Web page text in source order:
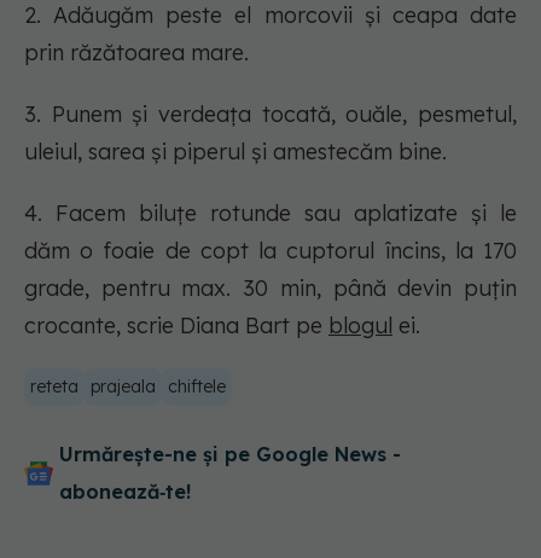
2. Adăugăm peste el morcovii și ceapa date
prin răzătoarea mare.
3. Punem și verdeața tocată, ouăle, pesmetul,
uleiul, sarea și piperul și amestecăm bine.
4. Facem biluțe rotunde sau aplatizate și le
dăm o foaie de copt la cuptorul încins, la 170
grade, pentru max. 30 min, până devin puțin
crocante, scrie Diana Bart pe blogul ei.
reteta prajeala chiftele
Urmărește-ne și pe Google News -
abonează‑te!